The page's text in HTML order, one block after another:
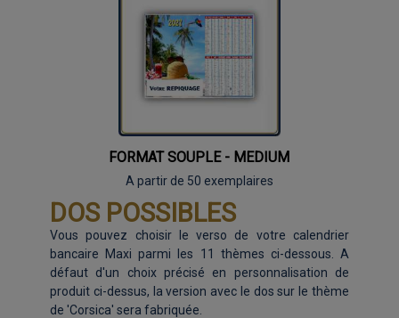
FORMAT SOUPLE - MEDIUM
A partir de 50 exemplaires
DOS POSSIBLES
Vous pouvez choisir le verso de votre calendrier
bancaire Maxi parmi les 11 thèmes ci-dessous. A
défaut d'un choix précisé en personnalisation de
produit ci-dessus, la version avec le dos sur le thème
de 'Corsica' sera fabriquée.